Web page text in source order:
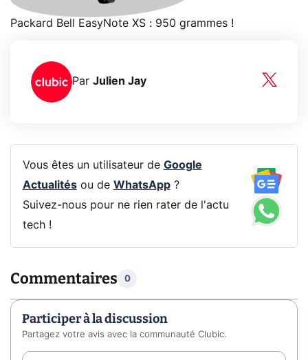
Packard Bell EasyNote XS : 950 grammes !
Par Julien Jay
Vous êtes un utilisateur de Google
Actualitésou de WhatsApp?
Suivez-nous pour ne rien rater de l'actu
tech !
Commentaires 0
Participer à la discussion
Partagez votre avis avec la communauté Clubic.